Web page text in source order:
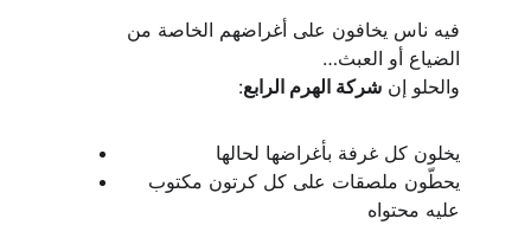
فيه ناس يخافون على أغراضهم الخاصة من
الضياع أو العبث…
والحلو إن شركة الهرم الرابع:
يخلون كل غرفة بأغراضها لحالها
يحطّون ملصقات على كل كرتون مكتوب
عليه محتواه